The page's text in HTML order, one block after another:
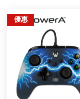
優惠